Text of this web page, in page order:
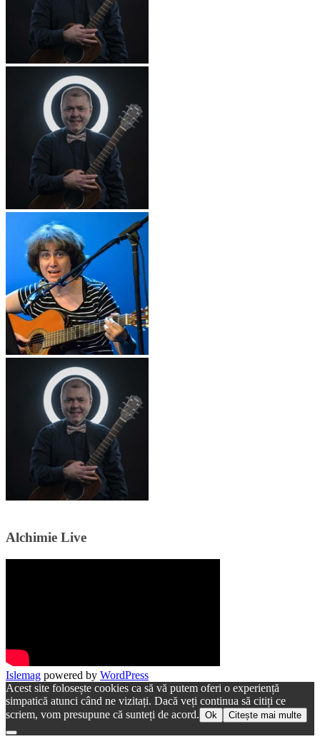
Alchimie Live
Islemag powered by WordPress
Acest site folosește cookies ca să vă putem oferi o experiență
simpatică atunci când ne vizitați. Dacă veți continua să citiți ce
scriem, vom presupune că sunteți de acord. Ok Citește mai multe